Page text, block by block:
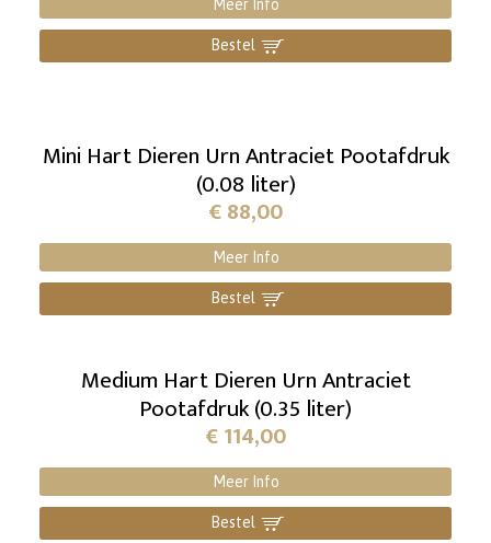
Meer Info
Bestel ]
Mini Hart Dieren Urn Antraciet Pootafdruk
(0.08 liter)
€88,00
Meer Info
Bestel ]
Medium Hart Dieren Urn Antraciet
Pootafdruk (0.35 liter)
€114,00
Meer Info
Bestel ]